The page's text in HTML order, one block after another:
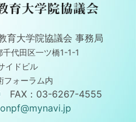
育大学院協議会 事務局
代田区一ツ橋1-1-1
イドビル
フォーラム内
FAX：03-6267-4555